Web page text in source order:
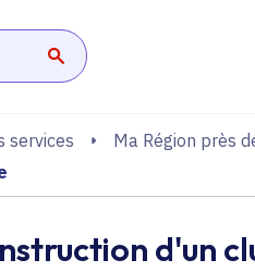
Lancer la recherche
services Ma Région près
d'un